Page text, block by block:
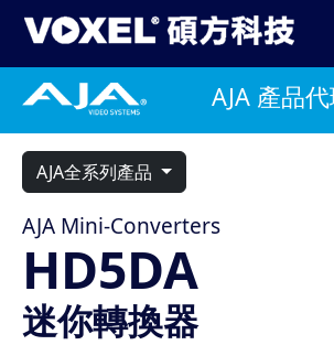
AJA 產品
AJA全系列產品
AJA Mini-Converters
HD5DA
迷你轉換器